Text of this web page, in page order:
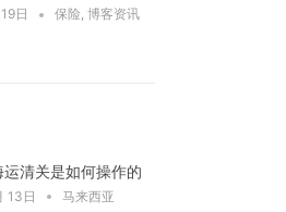
日 保险, 博客资讯
清关是如何操作的
13日 马来西亚